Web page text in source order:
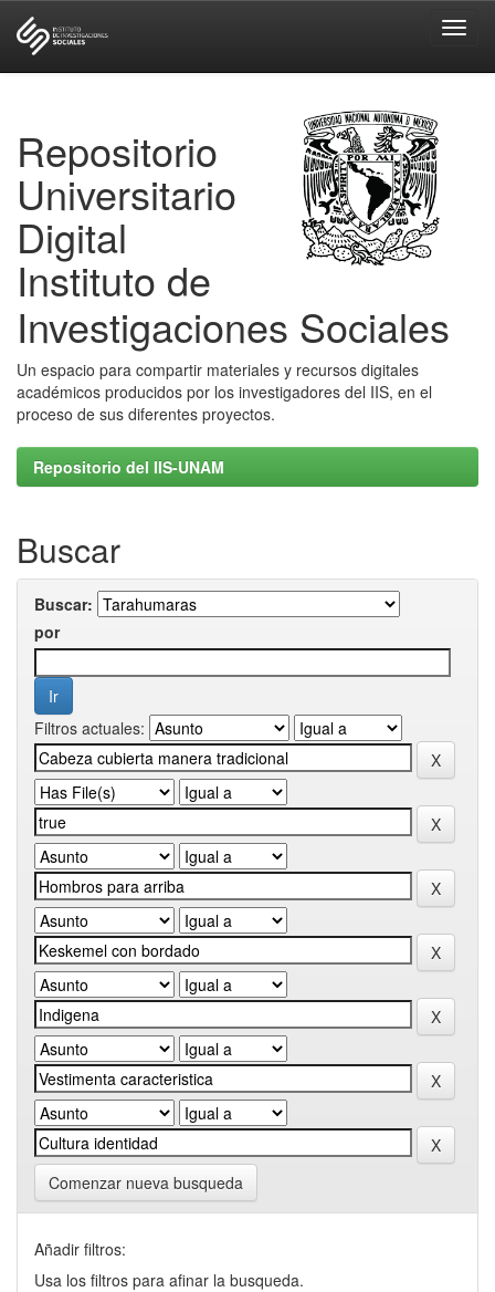
Repositorio
Universitario
Digital
Instituto de
Investigaciones Sociales
Un espacio para compartir materiales y recursos digitales
académicos producidos por los investigadores del IIS, en el
proceso de sus diferentes proyectos.
Repositorio del IIS-UNAM
Buscar
Buscar:
por
Filtros actuales:
Comenzar nueva busqueda
Añadir filtros:
Usa los filtros para afinar la busqueda.